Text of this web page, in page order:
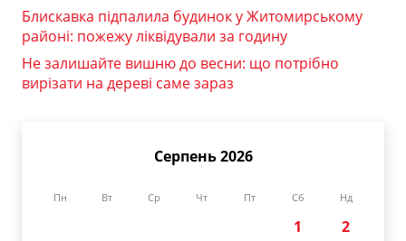
Блискавка підпалила будинок у Житомирському
районі: пожежу ліквідували за годину
Не залишайте вишню до весни: що потрібно
вирізати на дереві саме зараз
Серпень 2026
Пн Вт Ср Чт Пт Сб Нд
1
2